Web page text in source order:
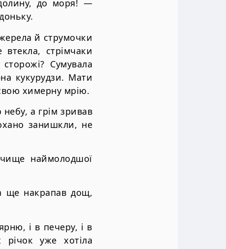
до моря! —
й струмочки
стрімчаки
Сумувала
кукурудзи. Мати
химерну мрію.
небу, а грім зривав
занишкли, не
наймолодшої
ще накрапав дощ,
і в печеру, і в
уже хотіла